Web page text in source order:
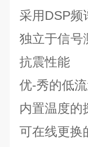
采用 DSP频
独立于信号
抗震性能
优-秀的低
内置温度的
可在线更换